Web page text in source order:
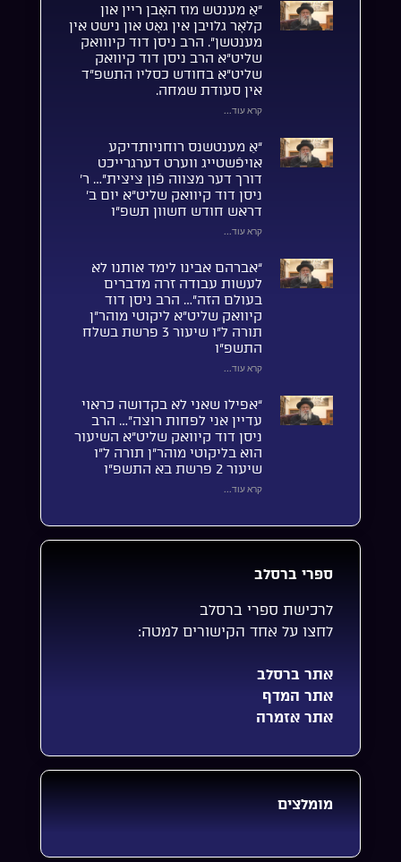
“אַ מענטש מוז האָבן ריין און
קלאָר גלויבן אין גאָט און נישט אין
מענטשן”. הרב ניסן דוד קיווואק
שליט”א הרב ניסן דוד קיוואק
שליט”א בחודש כסליו התשפ”ד
אין סעודת שמחה.
קרא עוד...
“אַ מענטשנס רוחניותדיקע
אויפֿשטייג ווערט דערגרייכט
דורך דער מצווה פֿון ציצית”… ר’
ניסן דוד קיוואק שליט”א יום ב’
דראש חודש חשוון תשפ”ו
קרא עוד...
“אברהם אבינו לימד אותנו לא
לעשות עבודה זרה מדברים
בעולם הזה”… הרב ניסן דוד
קיוואק שליט”א ליקוטי מוהר”ן
תורה ל”ו שיעור 3 פרשת בשלח
התשפ”ו
קרא עוד...
“אפילו שאני לא בקדושה כראוי
עדיין אני לפחות רוצה”… הרב
ניסן דוד קיוואק שליט”א השיעור
הוא בליקוטי מוהר”ן תורה ל”ו
שיעור 2 פרשת בא התשפ”ו
קרא עוד...
ספרי ברסלב
לרכישת ספרי ברסלב
לחצו על אחד הקישורים למטה:
אתר ברסלב
אתר המדף
אתר אזמרה
מומלצים